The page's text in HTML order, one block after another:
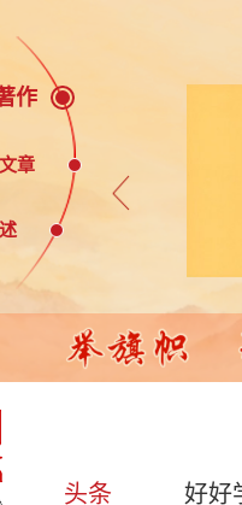
作
章
头条 好好